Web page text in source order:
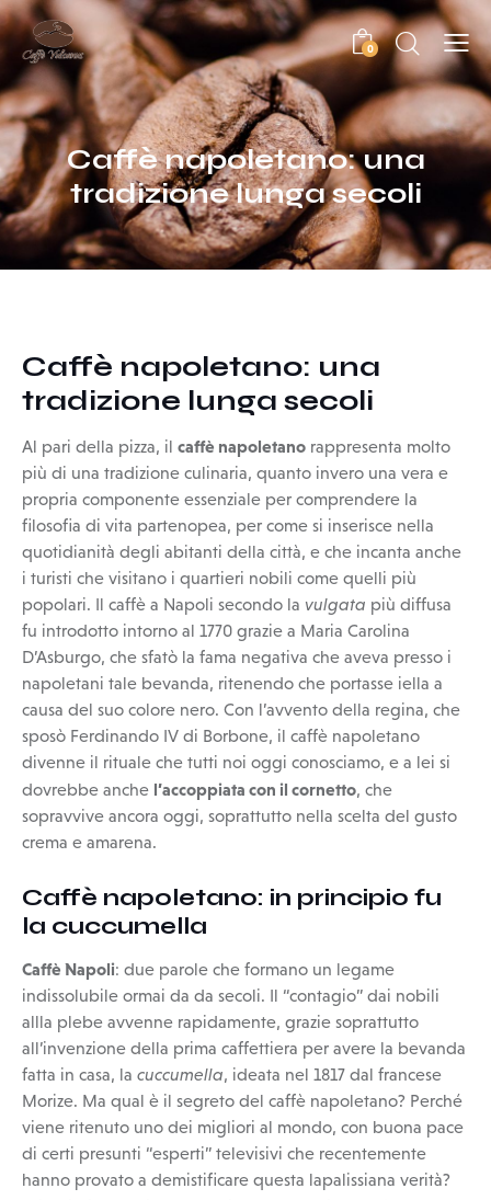
0
Caffè napoletano: una
tradizione lunga secoli
Caffè napoletano: una
tradizione lunga secoli
Al pari della pizza, il caffè napoletano rappresenta molto
più di una tradizione culinaria, quanto invero una vera e
propria componente essenziale per comprendere la
filosofia di vita partenopea, per come si inserisce nella
quotidianità degli abitanti della città, e che incanta anche
i turisti che visitano i quartieri nobili come quelli più
popolari. Il caffè a Napoli secondo la vulgata più diffusa
fu introdotto intorno al 1770 grazie a Maria Carolina
D’Asburgo, che sfatò la fama negativa che aveva presso i
napoletani tale bevanda, ritenendo che portasse iella a
causa del suo colore nero. Con l’avvento della regina, che
sposò Ferdinando IV di Borbone, il caffè napoletano
divenne il rituale che tutti noi oggi conosciamo, e a lei si
dovrebbe anche l’accoppiata con il cornetto, che
sopravvive ancora oggi, soprattutto nella scelta del gusto
crema e amarena.
Caffè napoletano: in principio fu
la cuccumella
Caffè Napoli: due parole che formano un legame
indissolubile ormai da da secoli. Il “contagio” dai nobili
allla plebe avvenne rapidamente, grazie soprattutto
all’invenzione della prima caffettiera per avere la bevanda
fatta in casa, la cuccumella, ideata nel 1817 dal francese
Morize. Ma qual è il segreto del caffè napoletano? Perché
viene ritenuto uno dei migliori al mondo, con buona pace
di certi presunti “esperti” televisivi che recentemente
hanno provato a demistificare questa lapalissiana verità?